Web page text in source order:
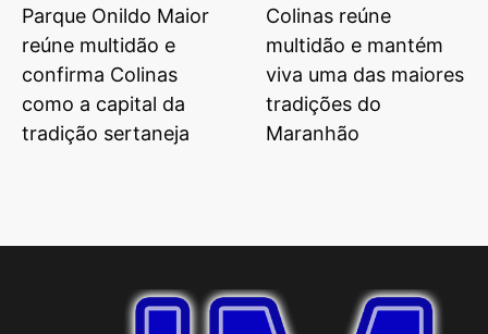
Parque Onildo Maior
reúne multidão e
confirma Colinas
como a capital da
tradição sertaneja
Colinas reúne
multidão e mantém
viva uma das maiores
tradições do
Maranhão